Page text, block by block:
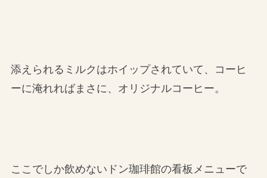
添えられるミルクはホイップされていて、コーヒ
ーに淹れればまさに、オリジナルコーヒー。
ここでしか飲めないドン珈琲館の看板メニューで